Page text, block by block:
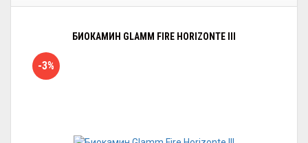
БИОКАМИН GLAMM FIRE HORIZONTE III
-3%